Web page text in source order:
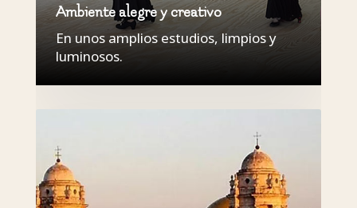
Ambiente alegre y creativo
En unos amplios estudios, limpios y
luminosos.